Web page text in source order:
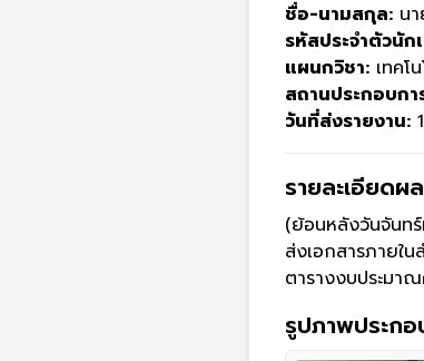
ชื่อ-นามสกุล: น
รหัสประจำตัวนั
แผนกวิชา: เทคโ
สถานประกอบกา
วันที่ส่งรายงาน:
รายละเอียดผ
(ย้อนหลังวันจันท
ส่งเอกสารภายใ
ตารางงบประมา
รูปภาพประกอ